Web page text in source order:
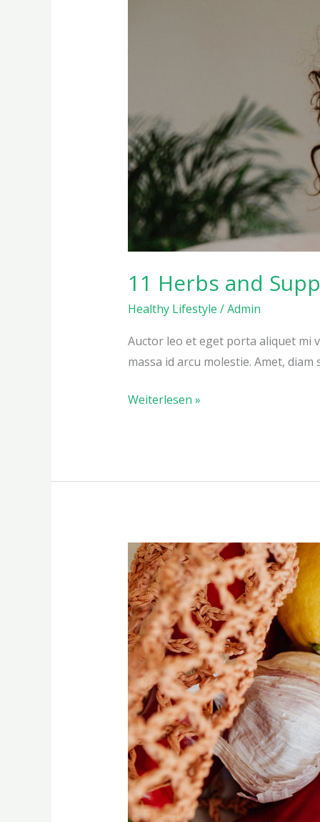
11 Herbs and
Healthy Lifestyle /Admin
Auctor leo et eget porta aliquet mi
massa id arcu molestie. Amet,
Weiterlesen »
22
High
Fiber
Foods
You
Should
Eat